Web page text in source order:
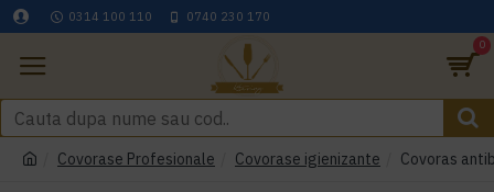
0314 100 110 0740 230 170
0
Covorase Profesionale Covorase igienizante Covoras